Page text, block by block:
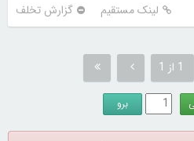
لینک مستقیم گزارش تخلف
1 از 1